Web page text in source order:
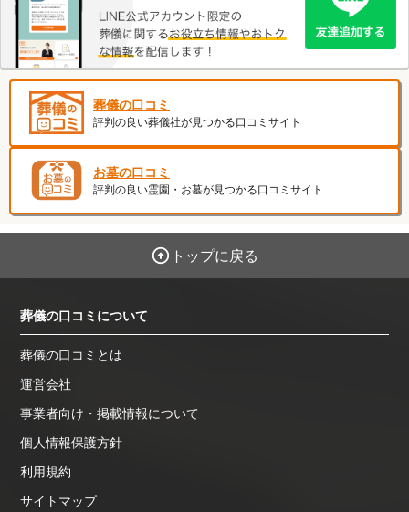
葬儀の口コミ
評判の良い葬儀社が見つかる口コミサイト
お墓の口コミ
評判の良い霊園・お墓が見つかる口コミサイト
トップに戻る
葬儀の口コミについて
葬儀の口コミとは
運営会社
事業者向け・掲載情報について
個人情報保護方針
利用規約
サイトマップ